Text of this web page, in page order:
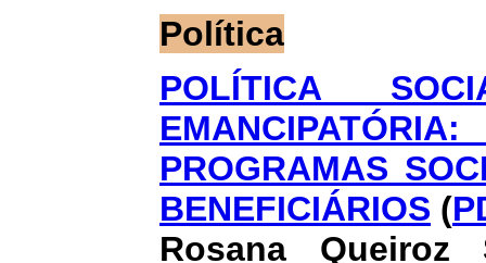
Política
POLÍTICA
PROGRAMAS
BENEFICIÁRIOS (
Rosana